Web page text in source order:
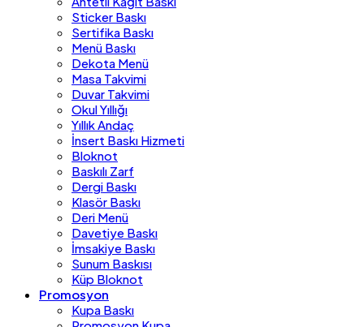
Sticker Baskı
Sertifika Baskı
Menü Baskı
Dekota Menü
Masa Takvimi
Duvar Takvimi
Okul Yıllığı
Yıllık Andaç
İnsert Baskı Hizmeti
Bloknot
Baskılı Zarf
Dergi Baskı
Klasör Baskı
Deri Menü
Davetiye Baskı
İmsakiye Baskı
Sunum Baskısı
Küp Bloknot
Promosyon
Kupa Baskı